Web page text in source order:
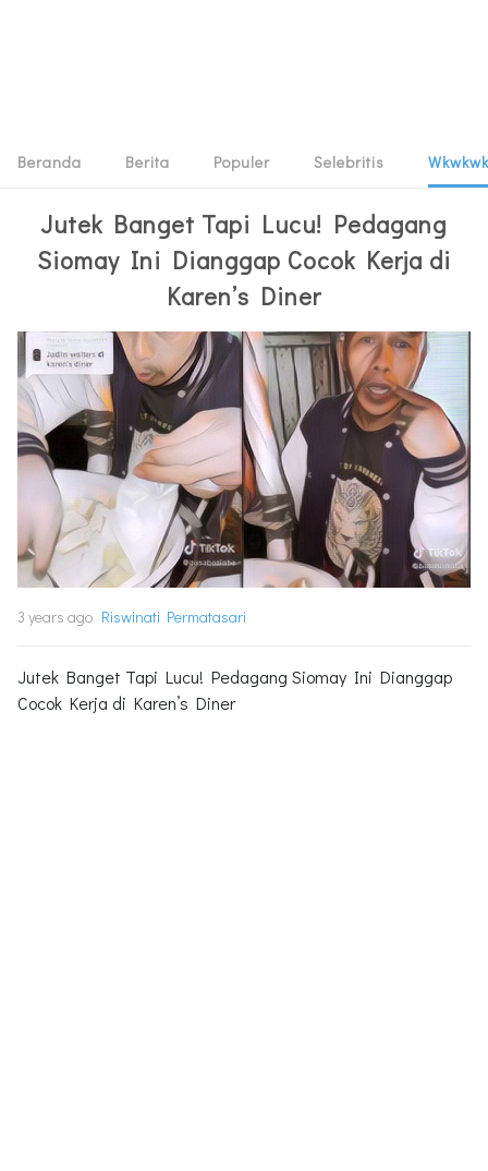
Beranda Berita Populer Selebritis Wkwkwk
Jutek Banget Tapi Lucu! Pedagang
Siomay Ini Dianggap Cocok Kerja di
Karen’s Diner
3 years ago Riswinati Permatasari
Jutek Banget Tapi Lucu! Pedagang Siomay Ini Dianggap
Cocok Kerja di Karen’s Diner